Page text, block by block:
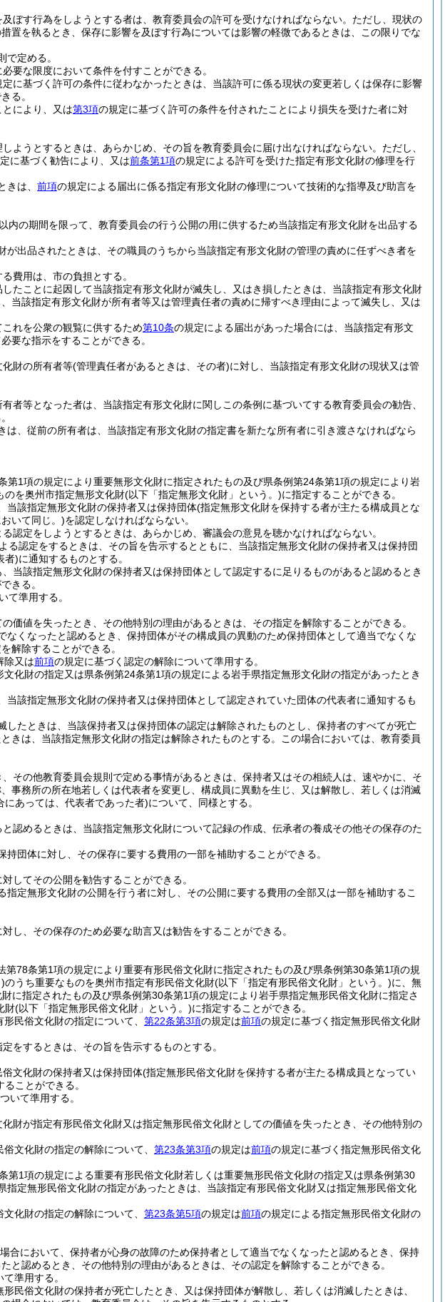
ぼす行為をしようとする者は、教育委員会の許可を受けなければならない。 ただし、現状の
置を執るとき、保存に影響を及ぼす行為については影響の軽微であるときは、この限りでな
定める。
要な限度において条件を付すことができる。
定に基づく許可の条件に従わなかったときは、当該許可に係る現状の変更若しくは保存に影響
る。
により、又は第3項の規定に基づく許可の条件を付されたことにより損失を受けた者に対
ようとするときは、あらかじめ、その旨を教育委員会に届け出なければならない。 ただし、
に基づく勧告により、又は前条第1項の規定による許可を受けた指定有形文化財の修理を行
は、 前項の規定による届出に係る指定有形文化財の修理について技術的な指導及び助言を
内の期間を限って、教育委員会の行う公開の用に供するため当該指定有形文化財を出品する
が出品されたときは、その職員のうちから当該指定有形文化財の管理の責めに任ずべき者を
費用は、市の負担とする。
たことに起因して当該指定有形文化財が滅失し、又はき損したときは、当該指定有形文化財
当該指定有形文化財が所有者等又は管理責任者の責めに帰すべき理由によって滅失し、又は
れを公衆の観覧に供するため第10条の規定による届出があった場合には、当該指定有形文
要な指示をすることができる。
財の所有者等(管理責任者があるときは、その者)に対し、当該指定有形文化財の現状又は管
者等となった者は、当該指定有形文化財に関しこの条例に基づいてする教育委員会の勧告、
、従前の所有者は、当該指定有形文化財の指定書を新たな所有者に引き渡さなければなら
第1項の規定により重要無形文化財に指定されたもの及び県条例第24条第1項の規定により岩
のを奥州市指定無形文化財(以下「指定無形文化財」という。)に指定することができる。
当該指定無形文化財の保持者又は保持団体(指定無形文化財を保持する者が主たる構成員とな
いて同じ。)を認定しなければならない。
認定をしようとするときは、あらかじめ、審議会の意見を聴かなければならない。
る認定をするときは、その旨を告示するとともに、当該指定無形文化財の保持者又は保持団
者)に通知するものとする。
当該指定無形文化財の保持者又は保持団体として認定するに足りるものがあると認めるとき
きる。
て準用する。
価値を失ったとき、その他特別の理由があるときは、その指定を解除することができる。
くなったと認めるとき、保持団体がその構成員の異動のため保持団体として適当でなくな
解除することができる。
除又は前項の規定に基づく認定の解除について準用する。
化財の指定又は県条例第24条第1項の規定による岩手県指定無形文化財の指定があったとき
該指定無形文化財の保持者又は保持団体として認定されていた団体の代表者に通知するも
たときは、当該保持者又は保持団体の認定は解除されたものとし、保持者のすべてが死亡
きは、当該指定無形文化財の指定は解除されたものとする。
この場合においては、教育委員
その他教育委員会規則で定める事情があるときは、保持者又はその相続人は、速やかに、そ
事務所の所在地若しくは代表者を変更し、構成員に異動を生じ、又は解散し、若しくは消滅
あっては、代表者であった者)について、同様とする。
認めるときは、当該指定無形文化財について記録の作成、伝承者の養成その他その保存のた
団体に対し、その保存に要する費用の一部を補助することができる。
してその公開を勧告することができる。
指定無形文化財の公開を行う者に対し、その公開に要する費用の全部又は一部を補助するこ
し、その保存のため必要な助言又は勧告をすることができる。
第78条第1項の規定により重要有形民俗文化財に指定されたもの及び県条例第30条第1項の規
のうち重要なものを奥州市指定有形民俗文化財(以下「指定有形民俗文化財」という。)に、無
に指定されたもの及び県条例第30条第1項の規定により岩手県指定無形民俗文化財に指定さ
財(以下「指定無形民俗文化財」という。)に指定することができる。
民俗文化財の指定について、 第22条第3項の規定は前項の規定に基づく指定無形民俗文化財
をするときは、その旨を告示するものとする。
文化財の保持者又は保持団体(指定無形民俗文化財を保持する者が主たる構成員となってい
ることができる。
いて準用する。
財が指定有形民俗文化財又は指定無形民俗文化財としての価値を失ったとき、その他特別の
文化財の指定の解除について、 第23条第3項の規定は前項の規定に基づく指定無形民俗文化
1項の規定による重要有形民俗文化財若しくは重要無形民俗文化財の指定又は県条例第30
定無形民俗文化財の指定があったときは、当該指定有形民俗文化財又は指定無形民俗文化
化財の指定の解除について、 第23条第5項の規定は前項の規定による指定無形民俗文化財の
合において、保持者が心身の故障のため保持者として適当でなくなったと認めるとき、保持
と認めるとき、その他特別の理由があるときは、その認定を解除することができる。
準用する。
民俗文化財の保持者が死亡したとき、又は保持団体が解散し、若しくは消滅したときは、